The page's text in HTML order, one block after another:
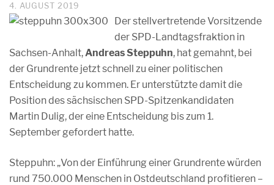
4. AUGUST 2019
Der stellvertretende Vorsitzende
der SPD-Landtagsfraktion in
Sachsen-Anhalt,Andreas Steppuhn, hat gemahnt, bei
der Grundrente jetzt schnell zu einer politischen
Entscheidung zu kommen. Er unterstützte damit die
Position des sächsischen SPD-Spitzenkandidaten
Martin Dulig, der eine Entscheidung bis zum 1.
September gefordert hatte.
Steppuhn: „Von der Einführung einer Grundrente würden
rund 750.000 Menschen in Ostdeutschland profitieren –